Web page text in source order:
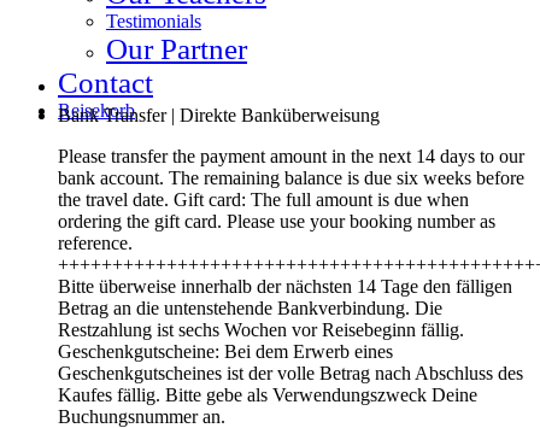
Testimonials
Our Partner
Contact
Reisekorb
Bank Transfer | Direkte Banküberweisung
Please transfer the payment amount in the next 14 days to our
bank account. The remaining balance is due six weeks before
the travel date. Gift card: The full amount is due when
ordering the gift card. Please use your booking number as
reference.
Bitte überweise innerhalb der nächsten 14 Tage den fälligen
Betrag an die untenstehende Bankverbindung. Die
Restzahlung ist sechs Wochen vor Reisebeginn fällig.
Geschenkgutscheine: Bei dem Erwerb eines
Geschenkgutscheines ist der volle Betrag nach Abschluss des
Kaufes fällig. Bitte gebe als Verwendungszweck Deine
Buchungsnummer an.